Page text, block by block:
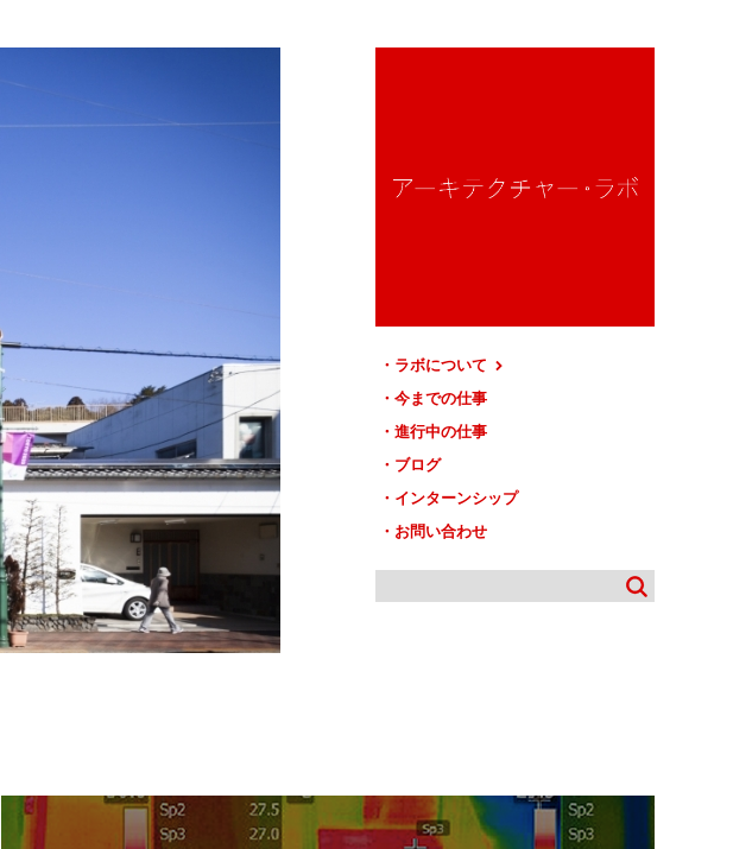
ラボについて
今までの仕事
進行中の仕事
ブログ
インターンシップ
お問い合わせ